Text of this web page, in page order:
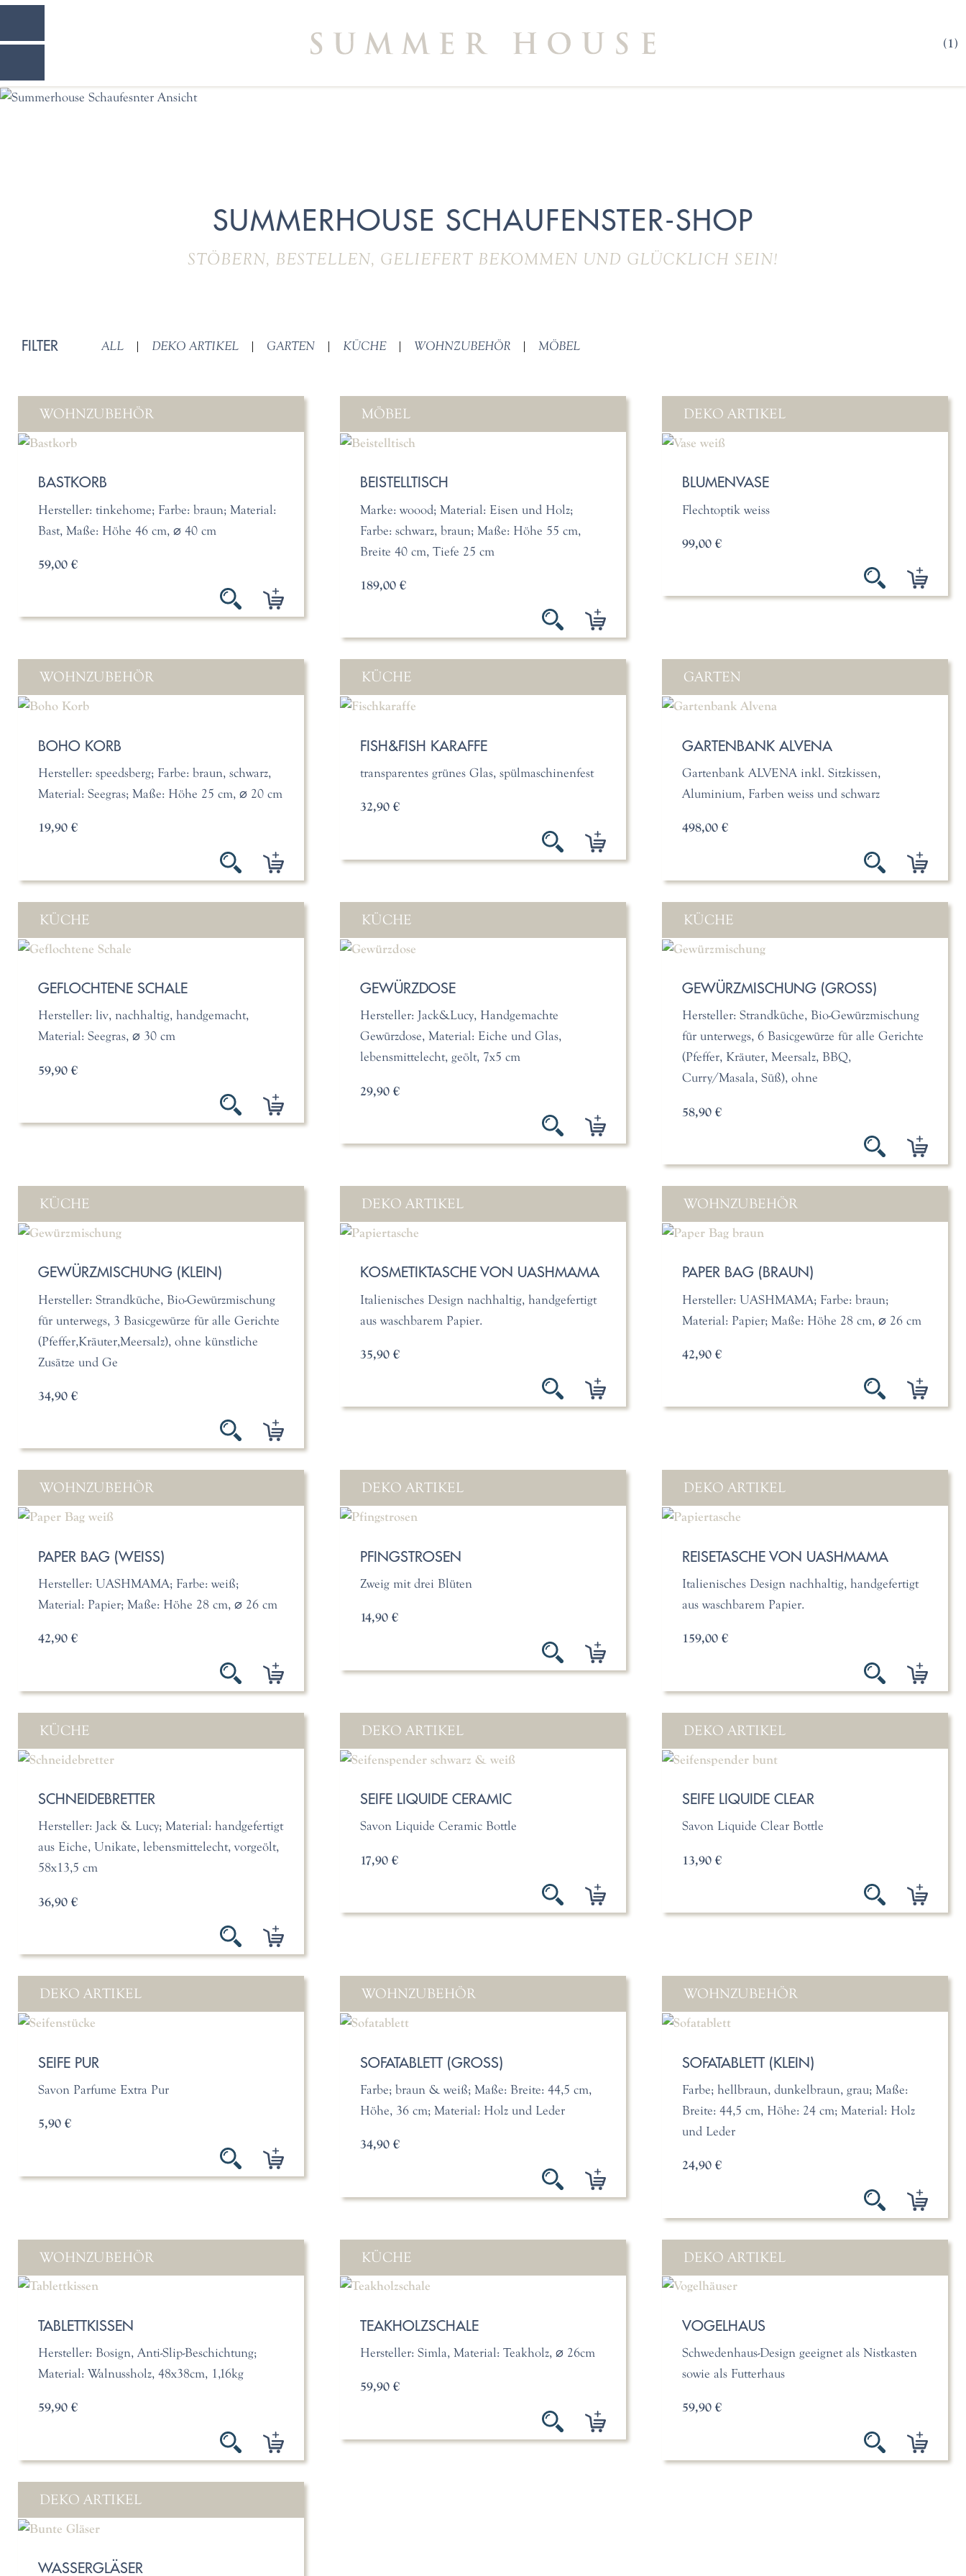
(1)
SUMMERHOUSE SCHAUFENSTER-SHOP
STÖBERN, BESTELLEN, GELIEFERT BEKOMMEN UND GLÜCKLICH SEIN!
FILTER ALL | DEKO ARTIKEL | GARTEN | KÜCHE | WOHNZUBEHÖR | MÖBEL
WOHNZUBEHÖR
BASTKORB
Hersteller: tinkehome; Farbe: braun; Material:
Bast, Maße: Höhe 46 cm, ⌀ 40 cm
59,00 €
MÖBEL
BEISTELLTISCH
Marke: woood; Material: Eisen und Holz;
Farbe: schwarz, braun; Maße: Höhe 55 cm,
Breite 40 cm, Tiefe 25 cm
189,00 €
DEKO ARTIKEL
BLUMENVASE
Flechtoptik weiss
99,00 €
WOHNZUBEHÖR
BOHO KORB
Hersteller: speedsberg; Farbe: braun, schwarz,
Material: Seegras; Maße: Höhe 25 cm, ⌀ 20 cm
19,90 €
KÜCHE
FISH&FISH KARAFFE
transparentes grünes Glas, spülmaschinenfest
32,90 €
GARTEN
GARTENBANK ALVENA
Gartenbank ALVENA inkl. Sitzkissen,
Aluminium, Farben weiss und schwarz
498,00 €
KÜCHE
GEFLOCHTENE SCHALE
Hersteller: liv, nachhaltig, handgemacht,
Material: Seegras, ⌀ 30 cm
59,90 €
KÜCHE
GEWÜRZDOSE
Hersteller: Jack&Lucy, Handgemachte
Gewürzdose, Material: Eiche und Glas,
lebensmittelecht, geölt, 7x5 cm
29,90 €
KÜCHE
GEWÜRZMISCHUNG (GROSS)
Hersteller: Strandküche, Bio-Gewürzmischung
für unterwegs, 6 Basicgewürze für alle Gerichte
(Pfeffer, Kräuter, Meersalz, BBQ,
Curry/Masala, Süß), ohne
58,90 €
KÜCHE
GEWÜRZMISCHUNG (KLEIN)
Hersteller: Strandküche, Bio-Gewürzmischung
für unterwegs, 3 Basicgewürze für alle Gerichte
(Pfeffer,Kräuter,Meersalz), ohne künstliche
Zusätze und Ge
34,90 €
DEKO ARTIKEL
KOSMETIKTASCHE VON UASHMAMA
Italienisches Design nachhaltig, handgefertigt
aus waschbarem Papier.
35,90 €
WOHNZUBEHÖR
PAPER BAG (BRAUN)
Hersteller: UASHMAMA; Farbe: braun;
Material: Papier; Maße: Höhe 28 cm, ⌀ 26 cm
42,90 €
WOHNZUBEHÖR
PAPER BAG (WEISS)
Hersteller: UASHMAMA; Farbe: weiß;
Material: Papier; Maße: Höhe 28 cm, ⌀ 26 cm
42,90 €
DEKO ARTIKEL
PFINGSTROSEN
Zweig mit drei Blüten
14,90 €
DEKO ARTIKEL
REISETASCHE VON UASHMAMA
Italienisches Design nachhaltig, handgefertigt
aus waschbarem Papier.
159,00 €
KÜCHE
SCHNEIDEBRETTER
Hersteller: Jack & Lucy; Material: handgefertigt
aus Eiche, Unikate, lebensmittelecht, vorgeölt,
58x13,5 cm
36,90 €
DEKO ARTIKEL
SEIFE LIQUIDE CERAMIC
Savon Liquide Ceramic Bottle
17,90 €
DEKO ARTIKEL
SEIFE LIQUIDE CLEAR
Savon Liquide Clear Bottle
13,90 €
DEKO ARTIKEL
SEIFE PUR
Savon Parfume Extra Pur
5,90 €
WOHNZUBEHÖR
SOFATABLETT (GROSS)
Farbe; braun & weiß; Maße: Breite: 44,5 cm,
Höhe, 36 cm; Material: Holz und Leder
34,90 €
WOHNZUBEHÖR
SOFATABLETT (KLEIN)
Farbe; hellbraun, dunkelbraun, grau; Maße:
Breite: 44,5 cm, Höhe: 24 cm; Material: Holz
und Leder
24,90 €
WOHNZUBEHÖR
TABLETTKISSEN
Hersteller: Bosign, Anti-Slip-Beschichtung;
Material: Walnussholz, 48x38cm, 1,16kg
59,90 €
KÜCHE
TEAKHOLZSCHALE
Hersteller: Simla, Material: Teakholz, ⌀ 26cm
59,90 €
DEKO ARTIKEL
VOGELHAUS
Schwedenhaus-Design geeignet als Nistkasten
sowie als Futterhaus
59,90 €
DEKO ARTIKEL
WASSERGLÄSER